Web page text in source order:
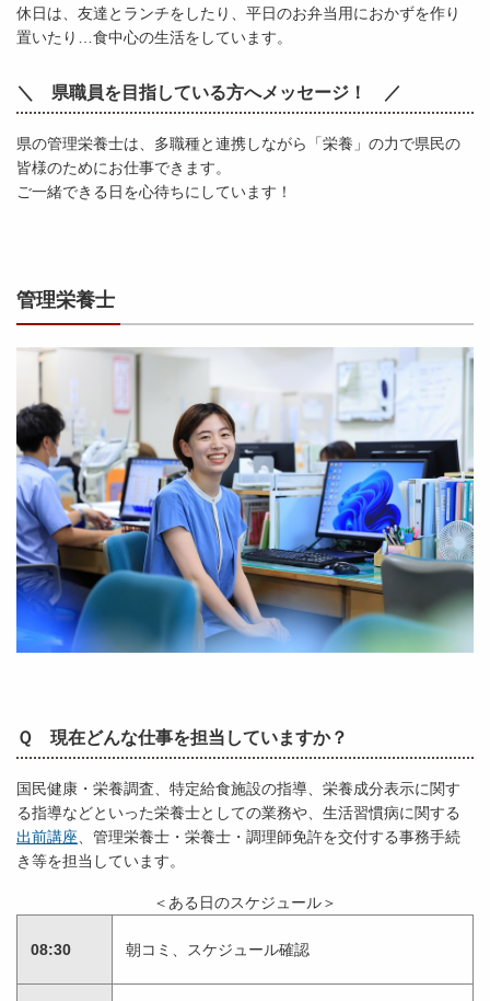
休日は、友達とランチをしたり、平日のお弁当用におかずを作り
置いたり…食中心の生活をしています。
＼ 県職員を目指している方へメッセージ！ ／
県の管理栄養士は、多職種と連携しながら「栄養」の力で県民の
皆様のためにお仕事できます。
ご一緒できる日を心待ちにしています！
管理栄養士
Ｑ 現在どんな仕事を担当していますか？
国民健康・栄養調査、特定給食施設の指導、栄養成分表示に関す
る指導などといった栄養士としての業務や、生活習慣病に関する
出前講座 、管理栄養士・栄養士・調理師免許を交付する事務手続
き等を担当しています。
＜ある日のスケジュール＞
08:30 朝コミ、スケジュール確認